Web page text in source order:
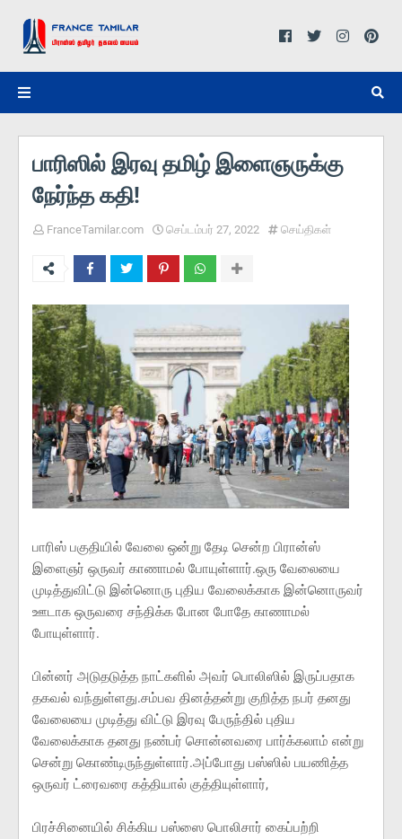
பாரிஸில் இரவு தமிழ் இளைஞருக்கு
நேர்ந்த கதி!
FranceTamilar.com செப்டம்பர் 27, 2022 செய்திகள்
பாரிஸ் பகுதியில் வேலை ஒன்று தேடி சென்ற பிரான்ஸ்
இளைஞர் ஒருவர் காணாமல் போயுள்ளார்.ஒரு வேலையை
முடித்துவிட்டு இன்னொரு புதிய வேலைக்காக இன்னொருவர்
ஊடாக ஒருவரை சந்திக்க போன போதே காணாமல்
போயுள்ளார்.
பின்னர் அடுதடுத்த நாட்களில் அவர் பொலிஸில் இருப்பதாக
தகவல் வந்துள்ளது.சம்பவ தினத்தன்று குறித்த நபர் தனது
வேலையை முடித்து விட்டு இரவு பேருந்தில் புதிய
வேலைக்காக தனது நண்பர் சொன்னவரை பார்க்கலாம் என்று
சென்று கொண்டிருந்துள்ளார்.அப்போது பஸ்ஸில் பயணித்த
ஒருவர் ட்ரைவரை கத்தியால் குத்தியுள்ளார்,
பிரச்சினையில் சிக்கிய பஸ்ஸை பொலிசார் கைப்பற்றி